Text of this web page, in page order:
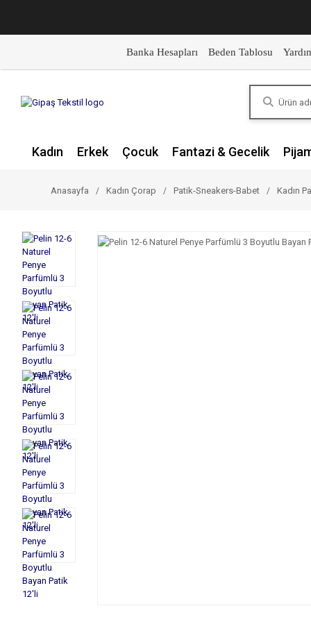
Banka Hesapları Beden Tablosu
Kadın Erkek Çocuk Fantazi & Gecelik
Anasayfa Kadın Çorap Patik-Sneakers-Babet Kadın